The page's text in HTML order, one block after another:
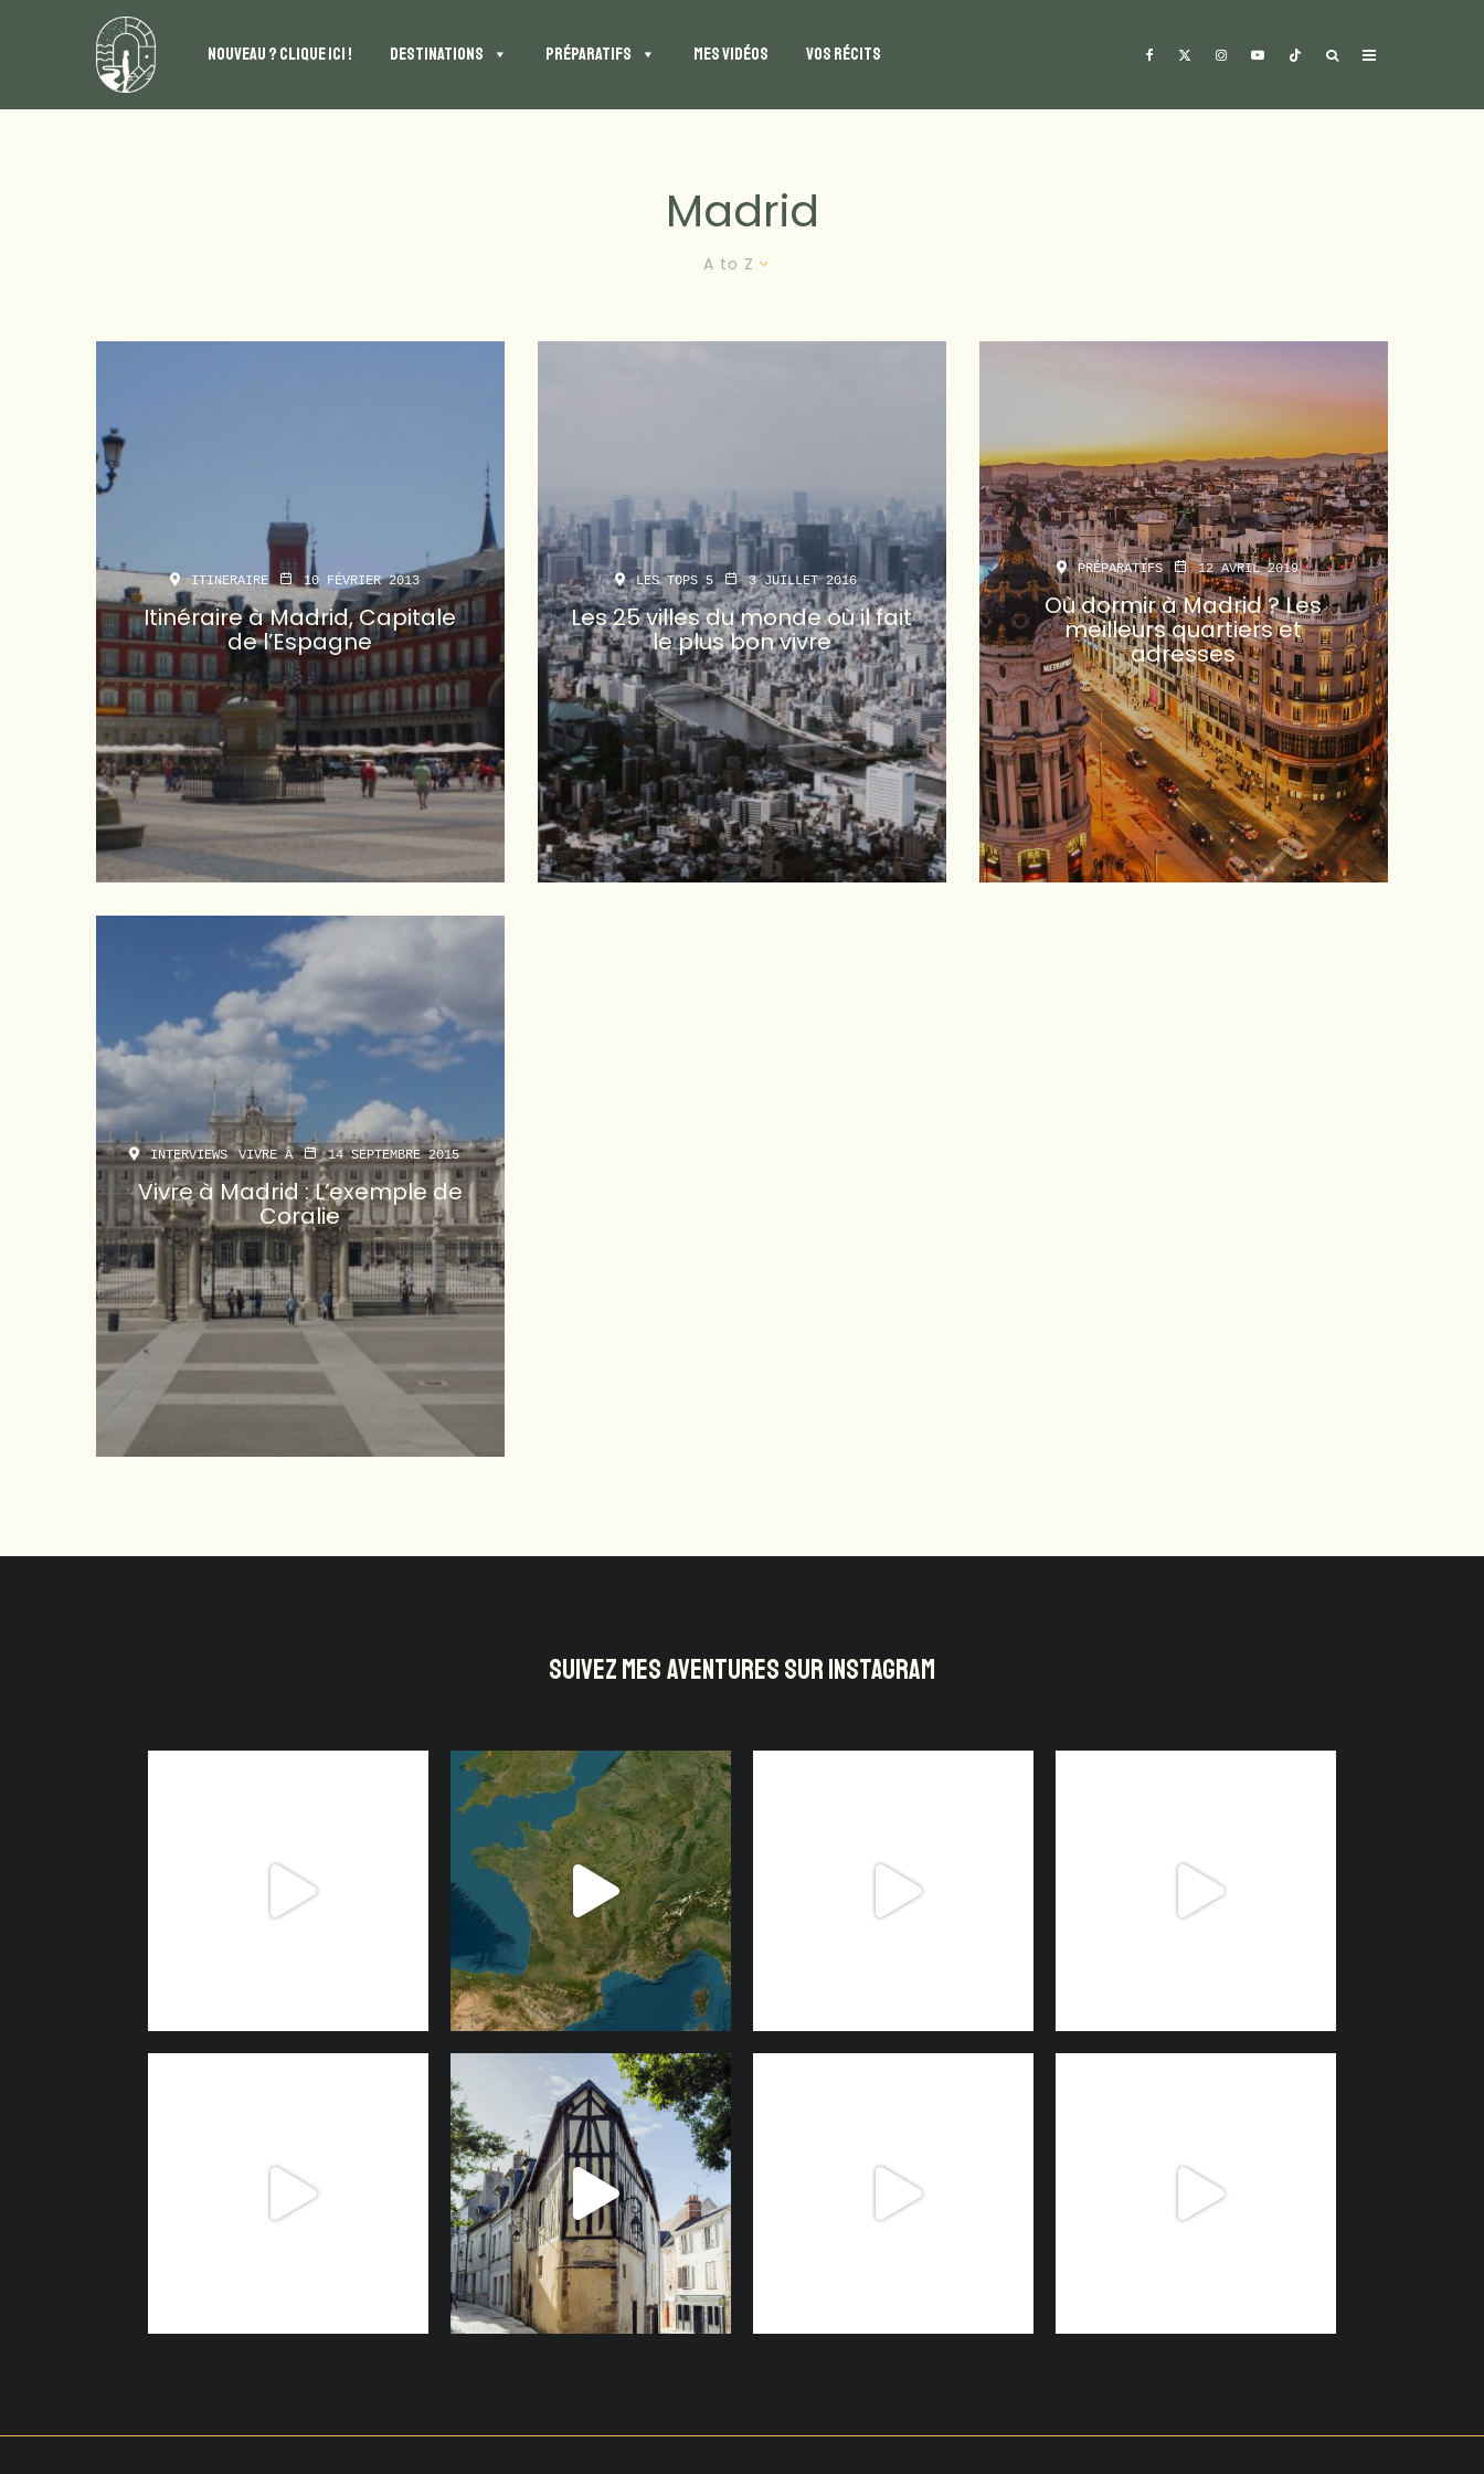
NOUVEAU ? CLIQUE ICI ! DESTINATIONS PRÉPARATIFS MES VIDÉOS VOS RÉCITS
Madrid
A to Z
ITINERAIRE 10 FÉVRIER 2013
Itinéraire à Madrid, Capitale
de l’Espagne
LES TOPS 5 3 JUILLET 2016
Les 25 villes du monde où il fait
le plus bon vivre
PRÉPARATIFS 12 AVRIL 2019
Où dormir à Madrid ? Les
meilleurs quartiers et
adresses
INTERVIEWS VIVRE À 14 SEPTEMBRE 2015
Vivre à Madrid : L’exemple de
Coralie
SUIVEZ MES AVENTURES SUR INSTAGRAM